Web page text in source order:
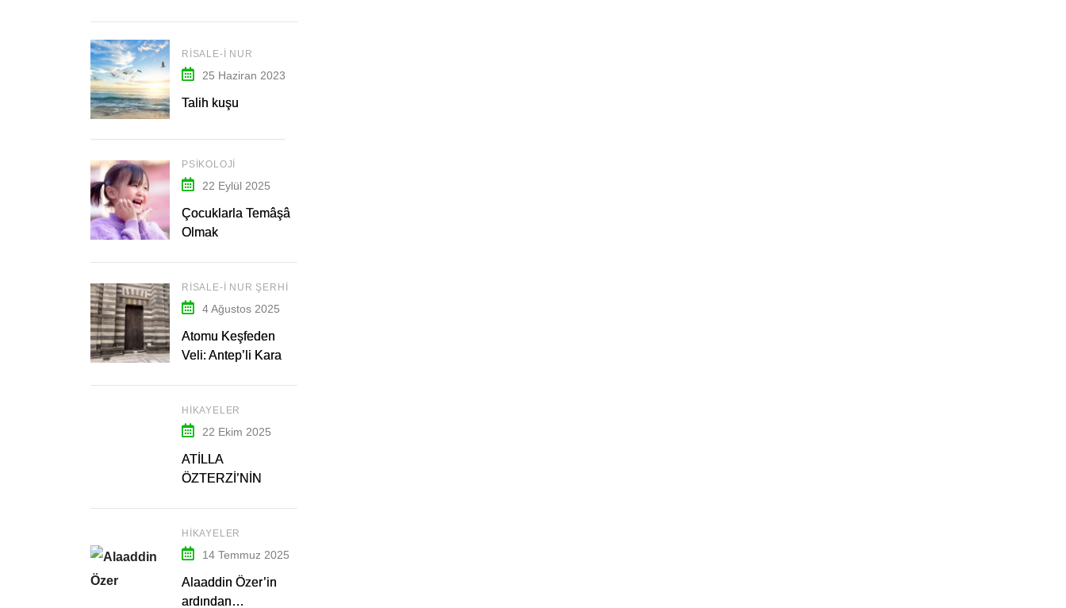
RISALE-I NUR
25 Haziran 2023
Talih kuşu
PSIKOLOJI
22 Eylül 2025
Çocuklarla Temâşâ
Olmak
RISALE-I NUR ŞERHI
4 Ağustos 2025
Atomu Keşfeden
Veli: Antep’li Kara
HIKAYELER
22 Ekim 2025
ATİLLA
ÖZTERZİ’NİN
HIKAYELER
14 Temmuz 2025
Alaaddin Özer’in
ardından…